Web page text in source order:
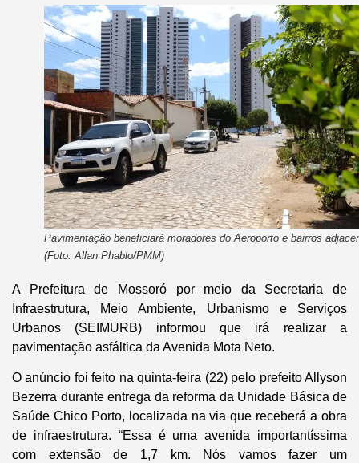
Pavimentação beneficiará moradores do Aeroporto e bairros
(Foto: Allan Phablo/PMM)
A Prefeitura de Mossoró por meio da Secretaria de
Infraestrutura, Meio Ambiente, Urbanismo e Serviços
Urbanos (SEIMURB) informou que irá realizar a
pavimentação asfáltica da Avenida Mota Neto.
O anúncio foi feito na quinta-feira (22) pelo prefeito Allyson
Bezerra durante entrega da reforma da Unidade Básica de
Saúde Chico Porto, localizada na via que receberá a obra
de infraestrutura. “Essa é uma avenida importantíssima
com extensão de 1,7 km. Nós vamos fazer um